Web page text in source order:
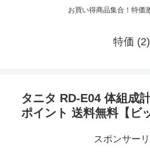
お買い得商品集合！特価
特価 (2)
タニタ RD-E04 体組成
ポイント 送料無料【ビ
スポンサー